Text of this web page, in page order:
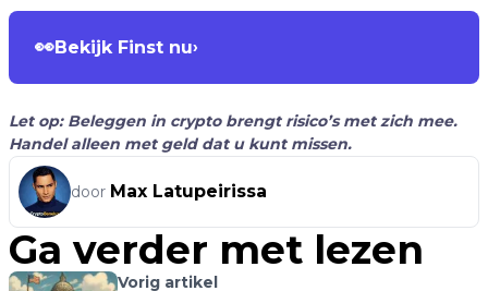
👀Bekijk Finst nu›
Let op: Beleggen in crypto brengt risico’s met zich mee.
Handel alleen met geld dat u kunt missen.
door Max Latupeirissa
Ga verder met lezen
Vorig artikel